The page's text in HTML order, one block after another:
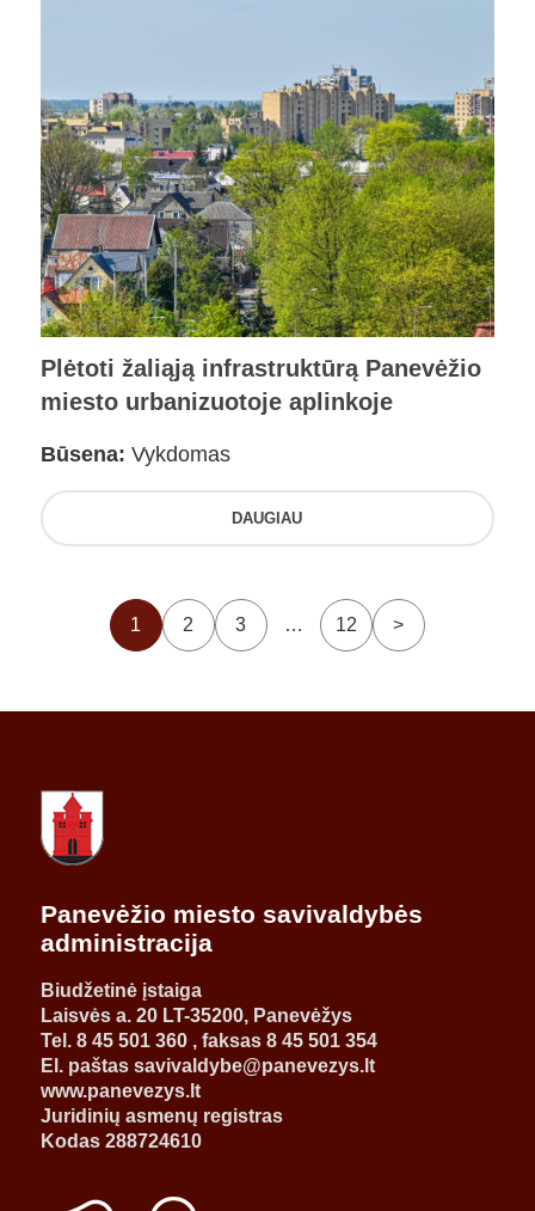
Plėtoti žaliąją infrastruktūrą Panevėžio
miesto urbanizuotoje aplinkoje
Būsena: Vykdomas
DAUGIAU
1 2 3 … 12 >
Panevėžio miesto savivaldybės
administracija
Biudžetinė įstaiga
Laisvės a. 20 LT-35200, Panevėžys
Tel. 8 45 501 360 , faksas 8 45 501 354
El. paštas savivaldybe@panevezys.lt
www.panevezys.lt
Juridinių asmenų registras
Kodas 288724610